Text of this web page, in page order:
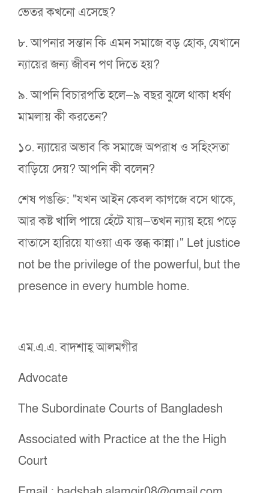
ভেতর কখনো এসেছে?
৮. আপনার সন্তান কি এমন সমাজে বড় হোক, যেখানে
ন্যায়ের জন্য জীবন পণ দিতে হয়?
৯. আপনি বিচারপতি হলে—৯ বছর ঝুলে থাকা ধর্ষণ
মামলায় কী করতেন?
১০. ন্যায়ের অভাব কি সমাজে অপরাধ ও সহিংসতা
বাড়িয়ে দেয়? আপনি কী বলেন?
শেষ পঙক্তি: "যখন আইন কেবল কাগজে বসে থাকে,
আর কষ্ট খালি পায়ে হেঁটে যায়—তখন ন্যায় হয়ে পড়ে
বাতাসে হারিয়ে যাওয়া এক স্তব্ধ কান্না।" Let justice
not be the privilege of the powerful, but the
presence in every humble home.
এম.এ.এ. বাদশাহ্ আলমগীর
Advocate
The Subordinate Courts of Bangladesh
Associated with Practice at the the High
Court